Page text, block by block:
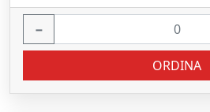
−
ORDINA